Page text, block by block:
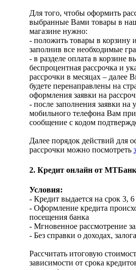
Для того, чтобы оформить
выбранные Вами товары в
магазине нужно:
- положить товары в корзину
заполнив все необходимые
- в разделе оплата в корзине
беспроцентная рассрочка и
рассрочки в месяцах – далее
будете перенаправлены на
оформления заявки на
- после заполнения заявки на
мобильного телефона Вам
сообщение с кодом
Далее порядок действий для
рассрочки можно посмотреть
2. Кредит онлайн от МТБанк
Условия:
- Кредит выдается на срок 3,
- Оформление кредита
посещения банка
- Мгновенное рассмотрение
- Без справки о доходах,
Рассчитать итоговую
зависимости от срока